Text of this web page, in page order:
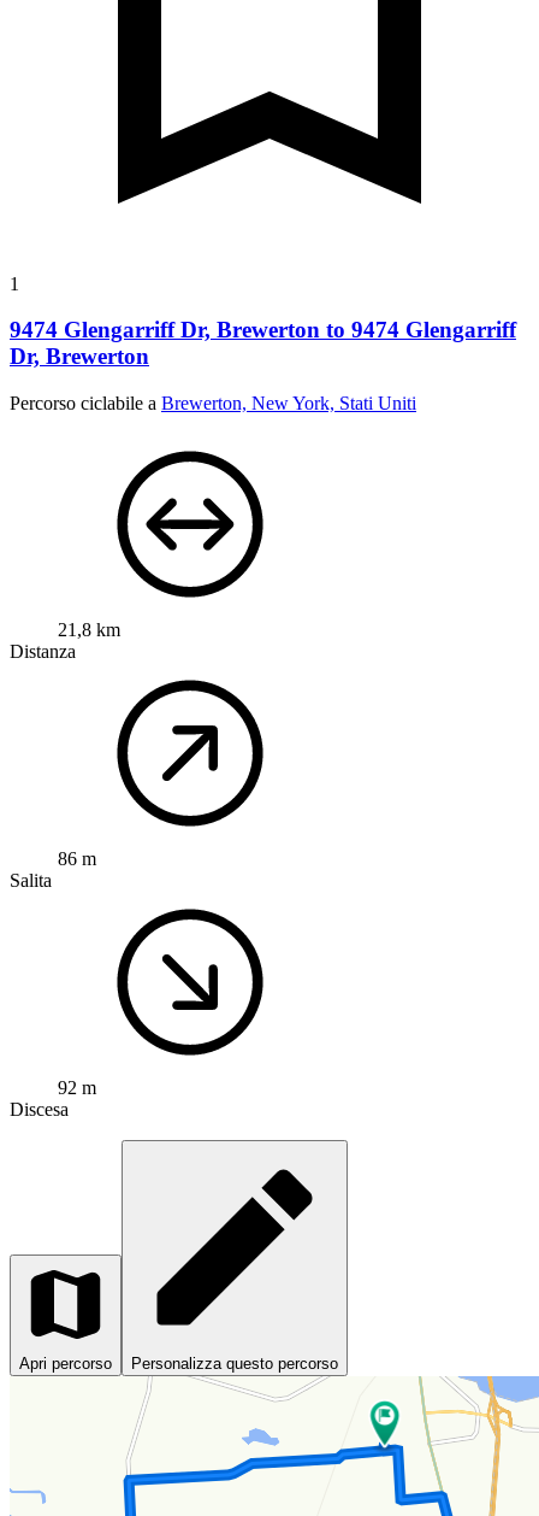
1
9474 Glengarriff Dr, Brewerton to 9474 Glengarriff
Dr, Brewerton
Percorso ciclabile a Brewerton, New York, Stati Uniti
21,8 km
Distanza
86 m
Salita
92 m
Discesa
Apri percorso Personalizza questo percorso